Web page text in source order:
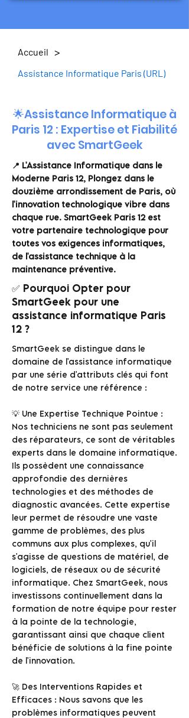
Accueil >
Assistance Informatique Paris (URL)
🌟Assistance Informatique à
Paris 12 : Expertise et Fiabilité
avec SmartGeek
📍 L'Assistance Informatique dans le
Moderne Paris 12, Plongez dans le
douzième arrondissement de Paris, où
l'innovation technologique vibre dans
chaque rue. SmartGeek Paris 12 est
votre partenaire technologique pour
toutes vos exigences informatiques,
de l'assistance technique à la
maintenance préventive.
✅ Pourquoi Opter pour
SmartGeek pour une
assistance informatique Paris
12 ?
SmartGeek se distingue dans le
domaine de l'assistance informatique
par une série d'attributs clés qui font
de notre service une référence :
💡 Une Expertise Technique Pointue :
Nos techniciens ne sont pas seulement
des réparateurs, ce sont de véritables
experts dans le domaine informatique.
Ils possèdent une connaissance
approfondie des dernières
technologies et des méthodes de
diagnostic avancées. Cette expertise
leur permet de résoudre une vaste
gamme de problèmes, des plus
communs aux plus complexes, qu'il
s'agisse de questions de matériel, de
logiciels, de réseaux ou de sécurité
informatique. Chez SmartGeek, nous
investissons continuellement dans la
formation de notre équipe pour rester
à la pointe de la technologie,
garantissant ainsi que chaque client
bénéficie de solutions à la fine pointe
de l'innovation.
🚀 Des Interventions Rapides et
Efficaces : Nous savons que les
problèmes informatiques peuvent